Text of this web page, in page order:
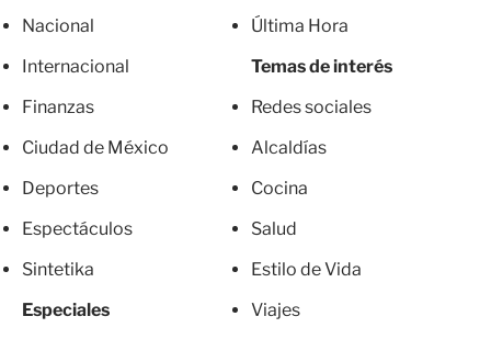
Nacional
Internacional
Finanzas
Ciudad de México
Deportes
Espectáculos
Sintetika
Especiales
Última Hora
Temas de interés
Redes sociales
Alcaldías
Cocina
Salud
Estilo de Vida
Viajes